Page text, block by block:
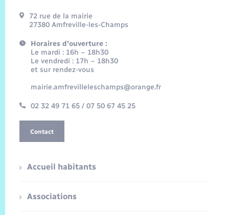
72 rue de la mairie
27380 Amfreville-les-Champs
Horaires d'ouverture :
Le mardi : 16h – 18h30
Le vendredi : 17h – 18h30
et sur rendez-vous
mairie.amfrevilleleschamps@orange.fr
02 32 49 71 65 / 07 50 67 45 25
Contact
Accueil habitants
Associations